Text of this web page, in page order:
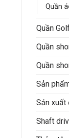
Quần
Quần
Quần
Quần
Sản
Sản
Shaft